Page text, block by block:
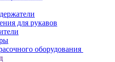
для рукавов
оборудования